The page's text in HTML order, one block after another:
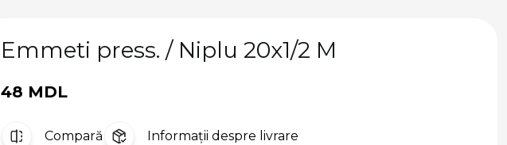
Emmeti press. / Niplu 20x1/2 M
48 MDL
Compară Informații despre livrare